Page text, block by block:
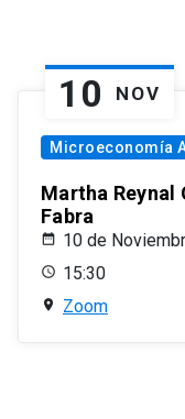
10 NOV
Microeconomía
Martha Reynal
Fabra
10 de
15:30
Zoom